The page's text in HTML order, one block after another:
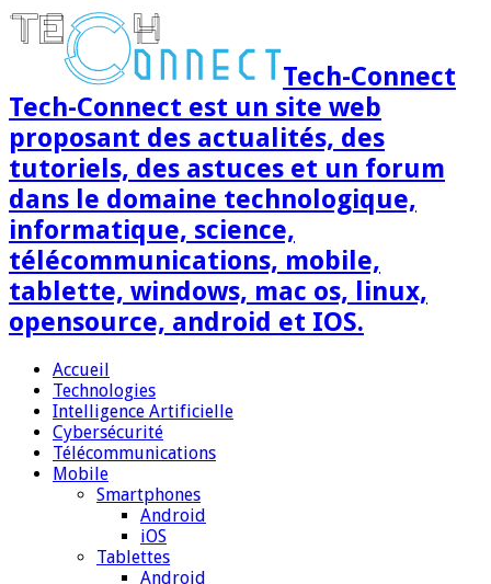
Tech-Connect
Tech-Connect est un site web
proposant des actualités, des
tutoriels, des astuces et un forum
dans le domaine technologique,
informatique, science,
télécommunications, mobile,
tablette, windows, mac os, linux,
opensource, android et IOS.
Accueil
Technologies
Intelligence Artificielle
Cybersécurité
Télécommunications
Mobile
Smartphones
Android
iOS
Tablettes
Android